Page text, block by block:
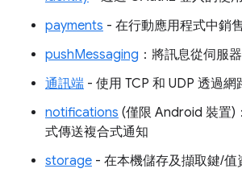
payments - 在行動應用程式中銷
pushMessaging ：將訊息從伺服
通訊端 - 使用 TCP 和 UDP 透過
notifications (僅限 Android 裝置)
式傳送複合式通知
storage - 在本機儲存及擷取鍵/值